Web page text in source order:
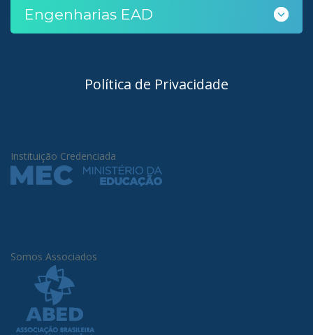
Engenharias EAD
Política de Privacidade
Instituição Credenciada
Somos Associados